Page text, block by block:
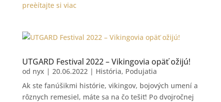
preèítajte si viac
UTGARD Festival 2022 – Vikingovia opäť ožijú!
od nyx | 20.06.2022| História, Podujatia
Ak ste fanúšikmi histórie, vikingov, bojových umení a
rôznych remesiel, máte sa na čo tešiť! Po dvojročnej